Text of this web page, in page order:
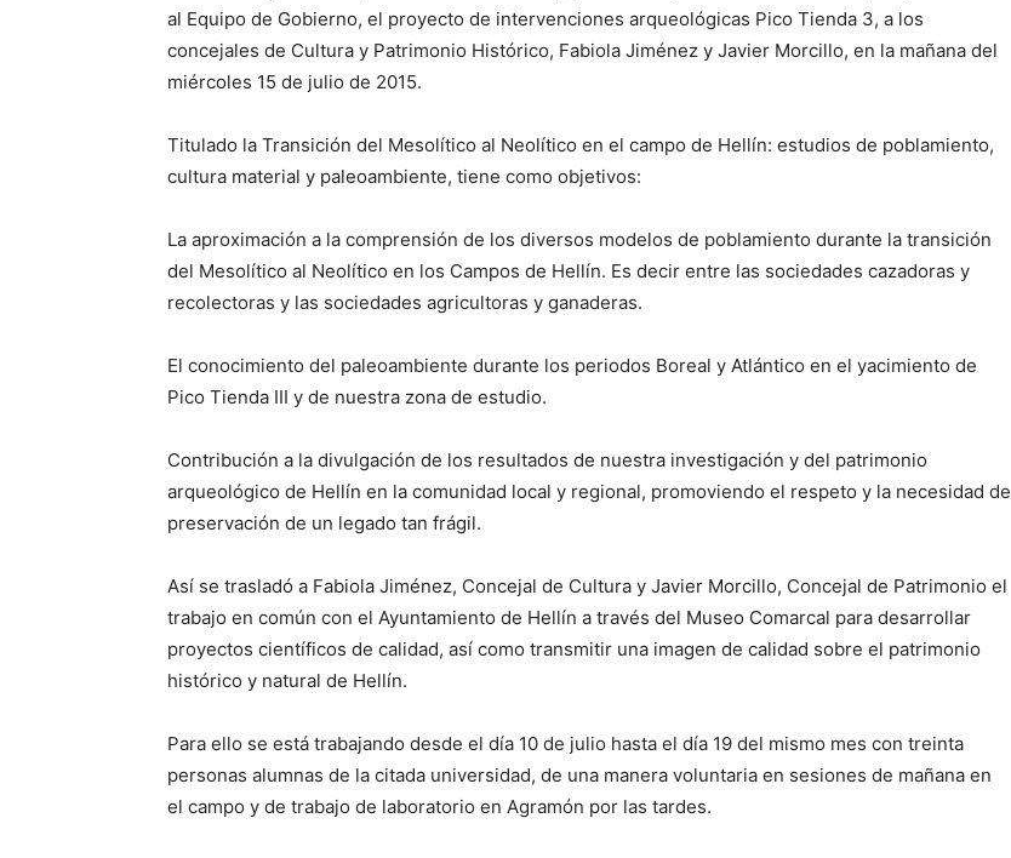
al Equipo de Gobierno, el proyecto de intervenciones arqueológicas Pico Tienda 3, a los
concejales de Cultura y Patrimonio Histórico, Fabiola Jiménez y Javier Morcillo, en la mañana del
miércoles 15 de julio de 2015.
Titulado la Transición del Mesolítico al Neolítico en el campo de Hellín: estudios de poblamiento,
cultura material y paleoambiente, tiene como objetivos:
La aproximación a la comprensión de los diversos modelos de poblamiento durante la transición
del Mesolítico al Neolítico en los Campos de Hellín. Es decir entre las sociedades cazadoras y
recolectoras y las sociedades agricultoras y ganaderas.
El conocimiento del paleoambiente durante los periodos Boreal y Atlántico en el yacimiento de
Pico Tienda III y de nuestra zona de estudio.
Contribución a la divulgación de los resultados de nuestra investigación y del patrimonio
arqueológico de Hellín en la comunidad local y regional, promoviendo el respeto y la necesidad de
preservación de un legado tan frágil.
Así se trasladó a Fabiola Jiménez, Concejal de Cultura y Javier Morcillo, Concejal de Patrimonio el
trabajo en común con el Ayuntamiento de Hellín a través del Museo Comarcal para desarrollar
proyectos científicos de calidad, así como transmitir una imagen de calidad sobre el patrimonio
histórico y natural de Hellín.
Para ello se está trabajando desde el día 10 de julio hasta el día 19 del mismo mes con treinta
personas alumnas de la citada universidad, de una manera voluntaria en sesiones de mañana en
el campo y de trabajo de laboratorio en Agramón por las tardes.